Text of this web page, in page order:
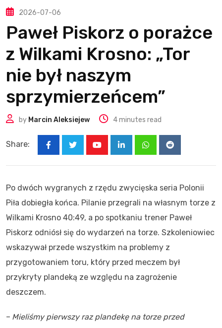
2026-07-06
Paweł Piskorz o porażce
z Wilkami Krosno: „Tor
nie był naszym
sprzymierzeńcem”
by Marcin Aleksiejew 4 minutes read
Share:
LinkedInWhatsappReddit
Po dwóch wygranych z rzędu zwycięska seria Polonii
Piła dobiegła końca. Pilanie przegrali na własnym torze z
Wilkami Krosno 40:49, a po spotkaniu trener Paweł
Piskorz odniósł się do wydarzeń na torze. Szkoleniowiec
wskazywał przede wszystkim na problemy z
przygotowaniem toru, który przed meczem był
przykryty plandeką ze względu na zagrożenie
deszczem.
– Mieliśmy pierwszy raz plandekę na torze przed